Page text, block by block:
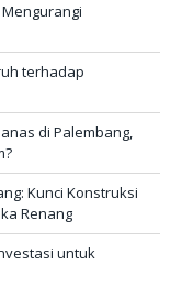
terhadap
di Palembang,
Kunci Konstruksi
Renang
untuk